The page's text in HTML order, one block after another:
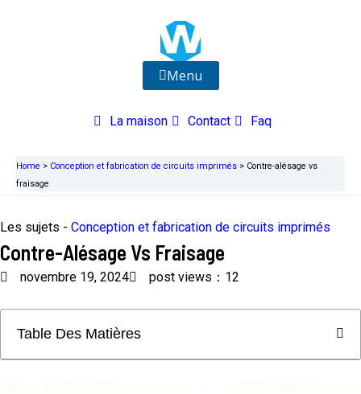
Menu
La maison Contact Faq
Home > Conception et fabrication de circuits imprimés > Contre-alésage vs
fraisage
Les sujets - Conception et fabrication de circuits imprimés
Contre-Alésage Vs Fraisage
novembre 19, 2024 post views：12
Table Des Matières